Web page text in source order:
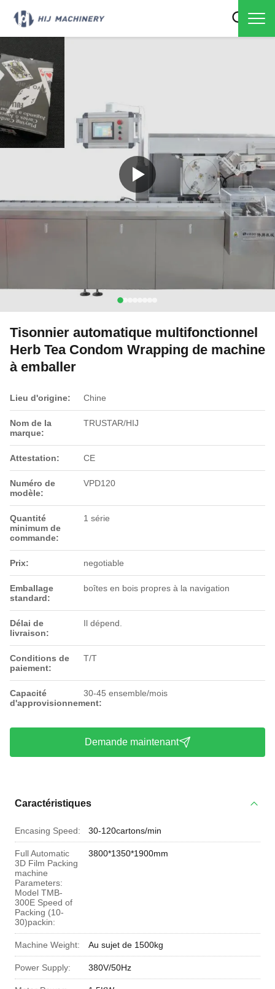
Tisonnier automatique multifonctionnel
Herb Tea Condom Wrapping de machine
à emballer
Lieu d'origine: Chine
Nom de la
marque:
TRUSTAR/HIJ
Attestation: CE
Numéro de
modèle:
VPD120
Quantité
minimum de
commande:
1 série
Prix: negotiable
Emballage
standard:
boîtes en bois propres à la navigation
Délai de
livraison:
Il dépend.
Conditions de
paiement:
T/T
Capacité
d'approvisionnement:
30-45 ensemble/mois
Demande maintenant
Caractéristiques
Encasing Speed: 30-120cartons/min
Full Automatic
3D Film Packing
machine
Parameters:
Model TMB-
300E Speed of
Packing (10-
30)packin:
3800*1350*1900mm
Machine Weight: Au sujet de 1500kg
Power Supply: 380V/50Hz